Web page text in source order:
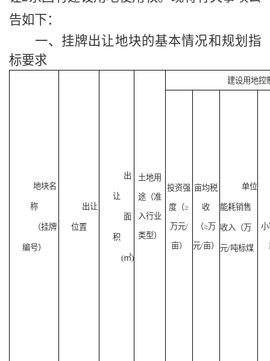
告如下：
一、挂牌出让地块的基本情况和规划指
标要求
地块名
称
（挂牌
编号）
出让
位置
出
让
面
积
(㎡)
土地用
途（准
入行业
类型）
建设用地控
投资强
度（≥
万元/
亩）
亩均税
收
（≥万
元/亩）
单位
能耗销售
收入（万
元/吨标煤